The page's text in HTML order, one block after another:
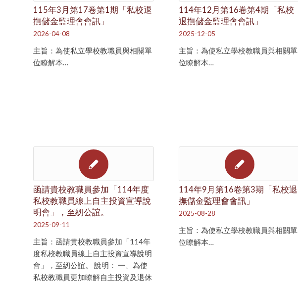
115年3月第17卷第1期「私校退
撫儲金監理會會訊」
2026-04-08
主旨：為使私立學校教職員與相關單
位瞭解本…
114年12月第16卷第4期「私校
退撫儲金監理會會訊」
2025-12-05
主旨：為使私立學校教職員與相關單
位瞭解本…
函請貴校教職員參加「114年度
私校教職員線上自主投資宣導說
明會」，至紉公誼。
2025-09-11
主旨：函請貴校教職員參加「114年
度私校教職員線上自主投資宣導說明
會」，至紉公誼。 說明： 一、為使
私校教職員更加瞭解自主投資及退休
114年9月第16卷第3期「私校退
撫儲金監理會會訊」
2025-08-28
主旨：為使私立學校教職員與相關單
位瞭解本…